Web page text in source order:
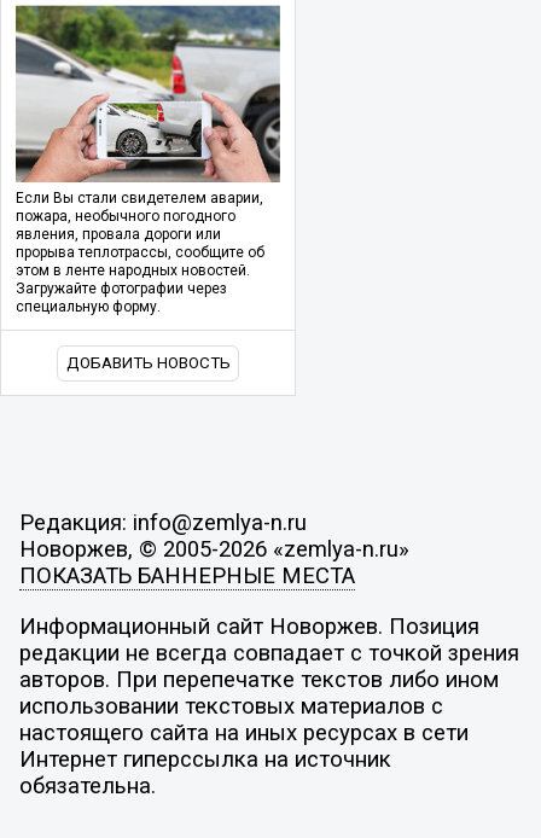
Если Вы стали свидетелем аварии,
пожара, необычного погодного
явления, провала дороги или
прорыва теплотрассы, сообщите об
этом в ленте народных новостей.
Загружайте фотографии через
специальную форму.
ДОБАВИТЬ НОВОСТЬ
Редакция: info@zemlya-n.ru
Новоржев, © 2005-2026 «zemlya-n.ru»
ПОКАЗАТЬ БАННЕРНЫЕ МЕСТА
Информационный сайт Новоржев. Позиция
редакции не всегда совпадает с точкой зрения
авторов. При перепечатке текстов либо ином
использовании текстовых материалов с
настоящего сайта на иных ресурсах в сети
Интернет гиперссылка на источник
обязательна.